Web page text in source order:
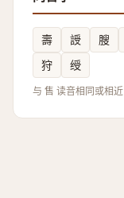
壽 䛵 膄
狩
绶
与 售 读音相同或相近